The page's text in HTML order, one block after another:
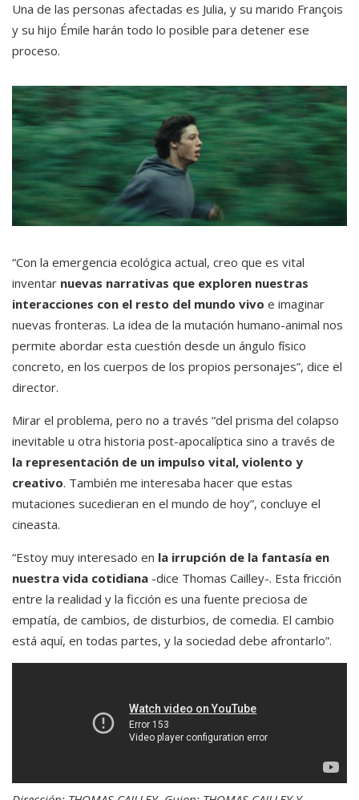
Una de las personas afectadas es Julia, y su marido François
y su hijo Émile harán todo lo posible para detener ese
proceso.
“Con la emergencia ecológica actual, creo que es vital
inventar nuevas narrativas que exploren nuestras
interacciones con el resto del mundo vivo e imaginar
nuevas fronteras. La idea de la mutación humano-animal nos
permite abordar esta cuestión desde un ángulo físico
concreto, en los cuerpos de los propios personajes”, dice el
director.
Mirar el problema, pero no a través “del prisma del colapso
inevitable u otra historia post-apocalíptica sino a través de
la representación de un impulso vital, violento y
creativo. También me interesaba hacer que estas
mutaciones sucedieran en el mundo de hoy”, concluye el
cineasta.
“Estoy muy interesado en la irrupción de la fantasía en
nuestra vida cotidiana -dice Thomas Cailley-. Esta fricción
entre la realidad y la ficción es una fuente preciosa de
empatía, de cambios, de disturbios, de comedia. El cambio
está aquí, en todas partes, y la sociedad debe afrontarlo”.